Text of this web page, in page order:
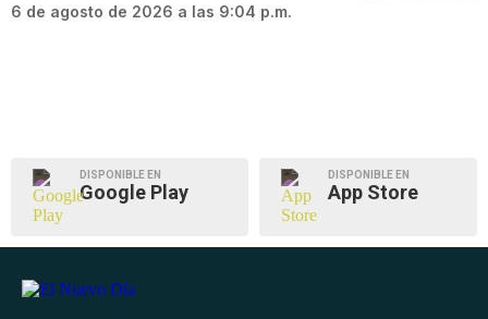
6 de agosto de 2026 a las 9:04 p.m.
DISPONIBLE EN
Google Play
DISPONIBLE EN
App Store